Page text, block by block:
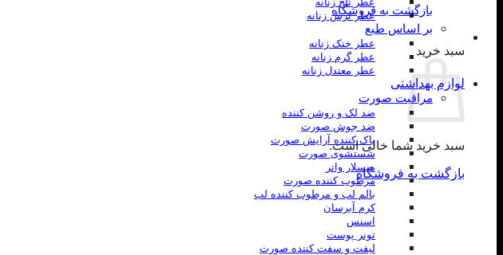
بازگشت به فروشگاه
سبد خرید
سبد خرید شما خالی است.
بازگشت به فروشگاه
عطر ترش زنانه
بر اساس طبع
عطر خنک زنانه
عطر گرم زنانه
عطر معتدل زنانه
لوازم بهداشتی
مراقبت صورت
ضد لک و روشن کننده
ضد جوش صورت
پاک کننده آرایش صورت
شستشوی صورت
میسلار واتر
مرطوب کننده صورت
بالم لب و مرطوب کننده لب
کرم آبرسان
اسنس
تونر پوست
لیفت و سفت کننده صورت